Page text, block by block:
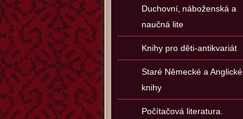
Duchovní‚ náboženská a
naučná lite
Knihy pro děti-antikvariát
Staré Německé a Anglické
knihy
Počítačová literatura.